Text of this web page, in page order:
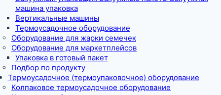
машина упаковка
Вертикальные машины
Термоусадочное оборудование
Оборудование для жарки семечек
Оборудование для маркетплейсов
Упаковка в готовый пакет
Подбор по продукту
Термоусадочное (термоупаковочное) оборудование
Колпаковое термоусадочное оборудование